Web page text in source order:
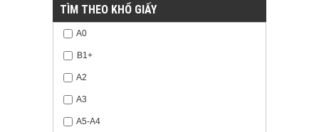
TÌM THEO KHỔ GIẤY
A0
B1+
A2
A3
A5-A4